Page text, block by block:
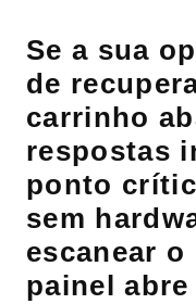
Se a sua
de
carrinho
respostas
ponto
sem
escanear o
painel